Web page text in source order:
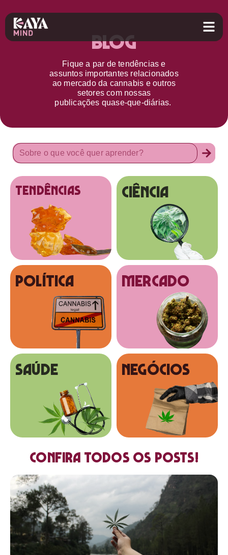
Blog
Fique a par detendências e
assuntos importantes relacionados
ao mercado da cannabis e outros
setorescom nossas
publicações quase-que-diárias.
tendências Ciência
Política MERCADO
SAÚDE NEGÓCIOS
Confira todos os posts!